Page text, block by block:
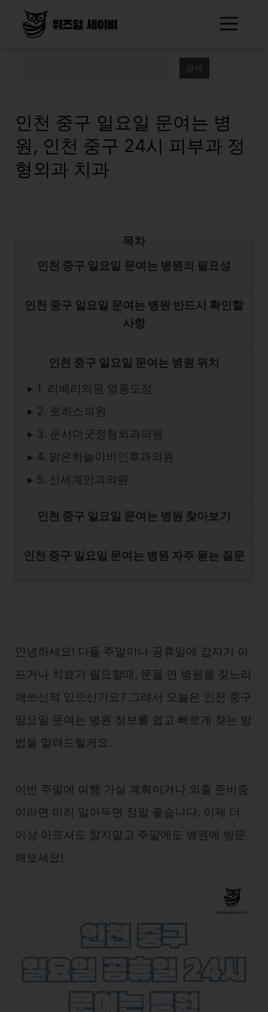
검색
인천 중구 일요일 문여는 병
원, 인천 중구 24시 피부과 정
형외과 치과
목차
인천 중구 일요일 문여는 병원의 필요성
인천 중구 일요일 문여는 병원 반드시 확인할
사항
인천 중구 일요일 문여는 병원 위치
▸ 1. 리베리의원 영종도점
▸ 2. 로하스의원
▸ 3. 운서더굿정형외과의원
▸ 4. 맑은하늘이비인후과의원
▸ 5. 신세계안과의원
인천 중구 일요일 문여는 병원 찾아보기
인천 중구 일요일 문여는 병원 자주 묻는 질문
안녕하세요! 다들 주말이나 공휴일에 갑자기 아
프거나 치료가 필요할때, 문을 연 병원을 찾느라
애쓰신적 있으신가요? 그래서 오늘은 인천 중구
일요일 문여는 병원 정보를 쉽고 빠르게 찾는 방
법을 알려드릴게요.
이번 주말에 여행 가실 계획이거나 외출 준비중
이라면 미리 알아두면 정말 좋습니다. 이제 더
이상 아프셔도 참지말고 주말에도 병원에 방문
해보세요!